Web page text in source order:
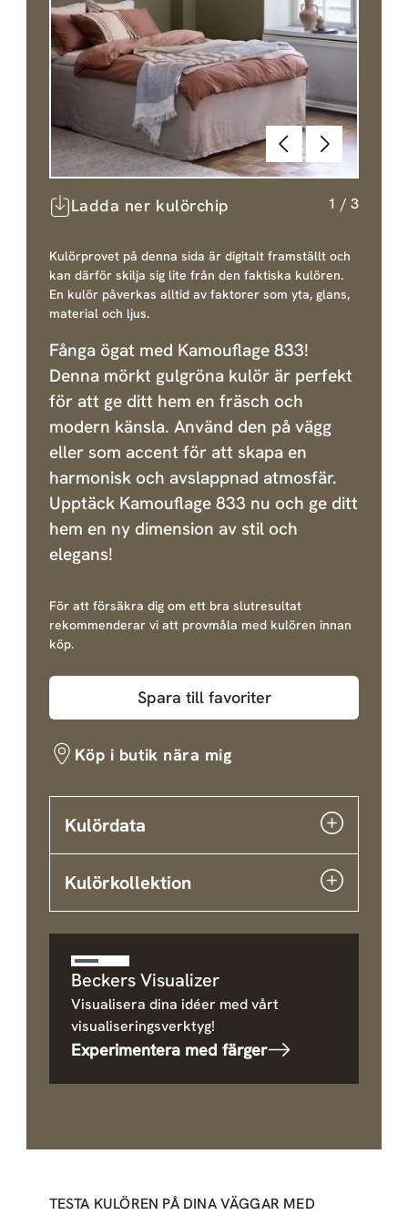
Föregående
Nästa
Ladda ner kulörchip 1 / 3
Kulörprovet på denna sida är digitalt framställt och
kan därför skilja sig lite från den faktiska kulören.
En kulör påverkas alltid av faktorer som yta, glans,
material och ljus.
Fånga ögat med Kamouflage 833!
Denna mörkt gulgröna kulör är perfekt
för att ge ditt hem en fräsch och
modern känsla. Använd den på vägg
eller som accent för att skapa en
harmonisk och avslappnad atmosfär.
Upptäck Kamouflage 833 nu och ge ditt
hem en ny dimension av stil och
elegans!
För att försäkra dig om ett bra slutresultat
rekommenderar vi att provmåla med kulören innan
köp.
Spara till favoriter
Köp i butik nära mig
Kulördata
Kulörkollektion
Beckers Visualizer
Visualisera dina idéer med vårt
visualiseringsverktyg!
Experimentera med färger
TESTA KULÖREN PÅ DINA VÄGGAR MED